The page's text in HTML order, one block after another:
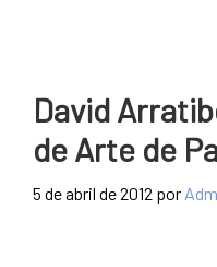
David
de Arte de
5 de abril de 2012 por